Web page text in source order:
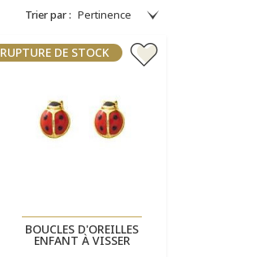
Trier par :
Aperçu rapide
BOUCLES D'OREILLES
ENFANT À VISSER
RUPTURE DE STOCK